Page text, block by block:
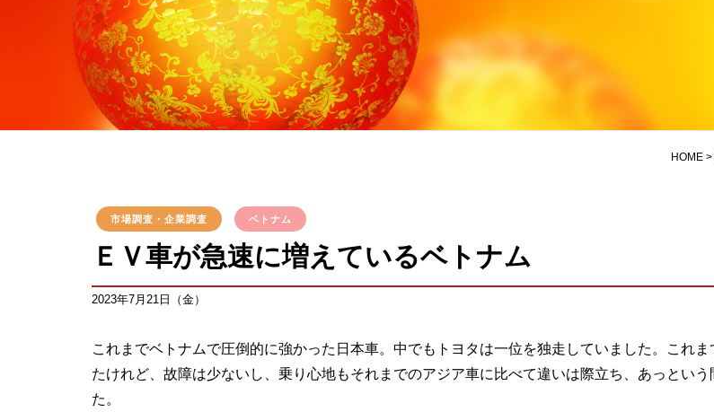
HOME >
市場調査・企業調査 ベトナム
ＥＶ車が急速に増えているベトナム
2023年7月21日（金）
これまでベトナムで圧倒的に強かった日本車。中でもトヨタは一位を独走していました。これま
たけれど、故障は少ないし、乗り心地もそれまでのアジア車に比べて違いは際立ち、あっという
た。